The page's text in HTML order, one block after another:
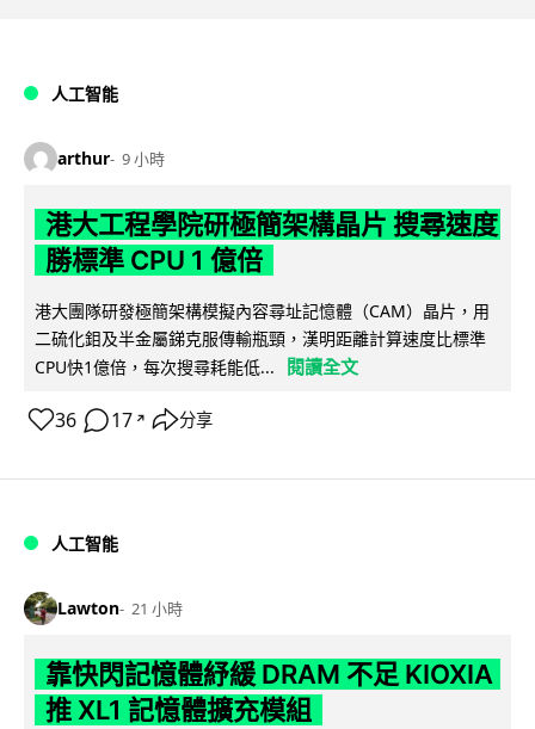
人工智能
arthur 9 小時
港大工程學院研極簡架構晶片 搜尋速度
勝標準 CPU 1 億倍
港大團隊研發極簡架構模擬內容尋址記憶體（CAM）晶片，用
二硫化鉬及半金屬銻克服傳輸瓶頸，漢明距離計算速度比標準
CPU快1億倍，每次搜尋耗能低...
閱讀全文
36 17 ↗ 分享
人工智能
Lawton 21 小時
靠快閃記憶體紓緩 DRAM 不足 KIOXIA
推 XL1 記憶體擴充模組